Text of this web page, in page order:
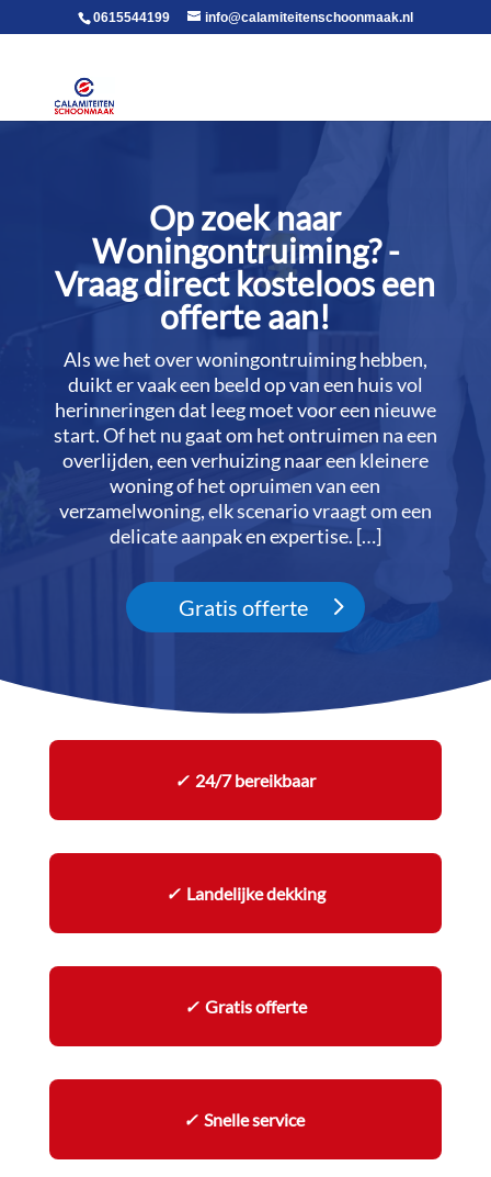
voor in de body0615544199 info@calamiteitenschoonmaak.nl
Op zoek naar
Woningontruiming? -
Vraag direct kosteloos een
offerte aan!
Als we het over woningontruiming hebben,
duikt er vaak een beeld op van een huis vol
herinneringen dat leeg moet voor een nieuwe
start.​ Of het nu gaat om het ontruimen na een
overlijden, een verhuizing naar een kleinere
woning of het opruimen van een
verzamelwoning, elk scenario vraagt om een
delicate aanpak en expertise.​ […]
Gratis offerte
✓24/7 bereikbaar
✓ Landelijke dekking
✓Gratis offerte
✓Snelle service